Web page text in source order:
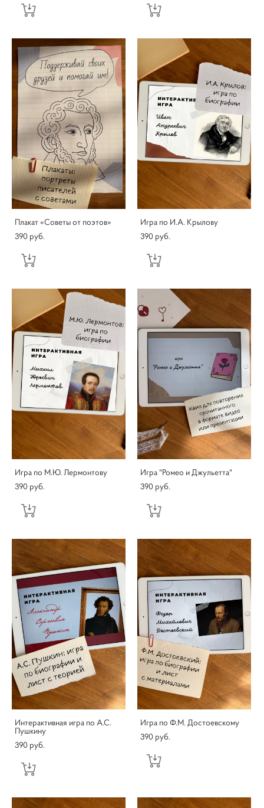
Плакат «Советы от поэтов»
390 pуб.
Игра по И.А. Крылову
390 pуб.
Игра по М.Ю. Лермонтову
390 pуб.
Игра "Ромео и Джульетта"
390 pуб.
Интерактивная игра по А.С.
Пушкину
390 pуб.
Игра по Ф.М. Достоевскому
390 pуб.